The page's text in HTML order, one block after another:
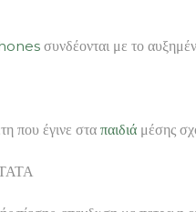
συνδέονται με το
που έγινε στα παιδιά μέσης